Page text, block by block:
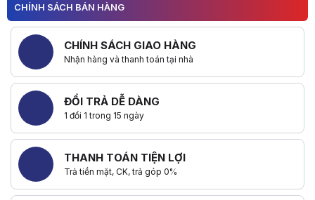
CHÍNH SÁCH BÁN HÀNG
CHÍNH SÁCH GIAO HÀNG
Nhận hàng và thanh toán tại nhà
ĐỔI TRẢ DỄ DÀNG
1 đổi 1 trong 15 ngày
THANH TOÁN TIỆN LỢI
Trả tiền mặt, CK, trả góp 0%